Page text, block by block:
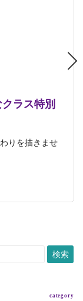
ラス特別
りを描きませ
ちらのおと
レーショ
作の方が多
師と相談し
ード「平和